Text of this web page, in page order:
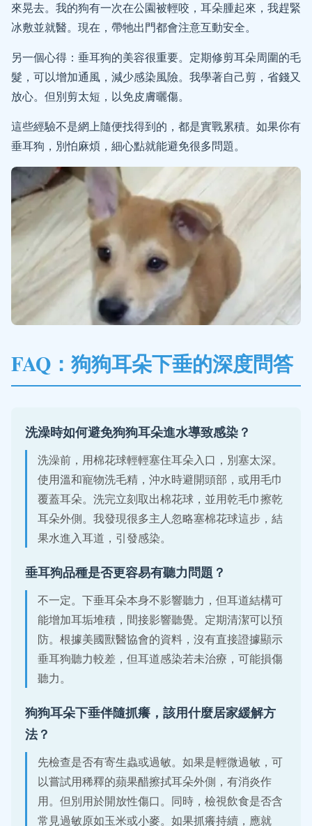
來晃去。我的狗有一次在公園被輕咬，耳朵腫起來，我趕緊
冰敷並就醫。現在，帶牠出門都會注意互動安全。
另一個心得：垂耳狗的美容很重要。定期修剪耳朵周圍的毛
髮，可以增加通風，減少感染風險。我學著自己剪，省錢又
放心。但別剪太短，以免皮膚曬傷。
這些經驗不是網上隨便找得到的，都是實戰累積。如果你有
垂耳狗，別怕麻煩，細心點就能避免很多問題。
FAQ：狗狗耳朵下垂的深度問答
洗澡時如何避免狗狗耳朵進水導致感染？
洗澡前，用棉花球輕輕塞住耳朵入口，別塞太深。
使用溫和寵物洗毛精，沖水時避開頭部，或用毛巾
覆蓋耳朵。洗完立刻取出棉花球，並用乾毛巾擦乾
耳朵外側。我發現很多主人忽略塞棉花球這步，結
果水進入耳道，引發感染。
垂耳狗品種是否更容易有聽力問題？
不一定。下垂耳朵本身不影響聽力，但耳道結構可
能增加耳垢堆積，間接影響聽覺。定期清潔可以預
防。根據美國獸醫協會的資料，沒有直接證據顯示
垂耳狗聽力較差，但耳道感染若未治療，可能損傷
聽力。
狗狗耳朵下垂伴隨抓癢，該用什麼居家緩解方
法？
先檢查是否有寄生蟲或過敏。如果是輕微過敏，可
以嘗試用稀釋的蘋果醋擦拭耳朵外側，有消炎作
用。但別用於開放性傷口。同時，檢視飲食是否含
常見過敏原如玉米或小麥。如果抓癢持續，應就